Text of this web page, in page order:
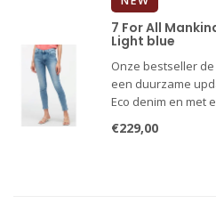
7 For All
Light blue
Onze bestseller
een duurzame
Eco denim en met
en tegelijk
€229,00